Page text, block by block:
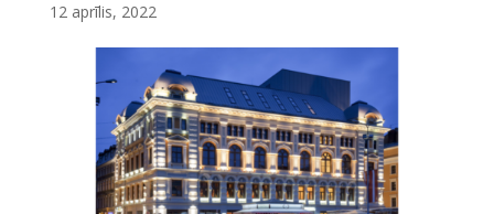
12 aprīlis, 2022